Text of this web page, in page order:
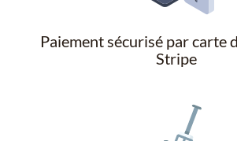
Paiement sécurisé par carte
Stripe